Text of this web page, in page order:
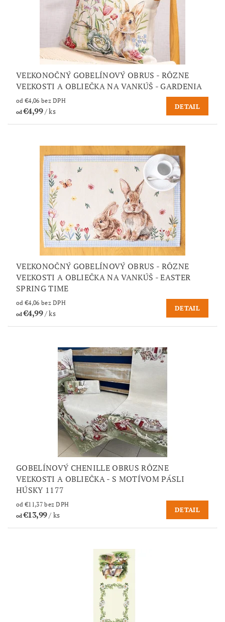
VEĽKONOČNÝ GOBELÍNOVÝ OBRUS - RÔZNE
VEĽKOSTI A OBLIEČKA NA VANKÚŠ - GARDENIA
od €4,06 bez DPH
od€4,99/ ks
DETAIL
VEĽKONOČNÝ GOBELÍNOVÝ OBRUS - RÔZNE
VEĽKOSTI A OBLIEČKA NA VANKÚŠ - EASTER
SPRING TIME
od €4,06 bez DPH
od€4,99/ ks
DETAIL
GOBELÍNOVÝ CHENILLE OBRUS RÔZNE
VEĽKOSTI A OBLIEČKA - S MOTÍVOM PÁSLI
HÚSKY 1177
od €11,37 bez DPH
od€13,99/ ks
DETAIL